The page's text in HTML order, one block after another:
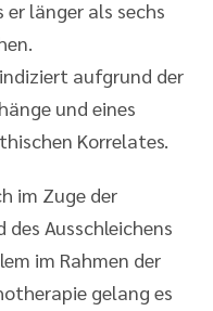
länger als sechs
aufgrund der
und eines
Korrelates.
im Zuge der
Ausschleichens
im Rahmen der
gelang es